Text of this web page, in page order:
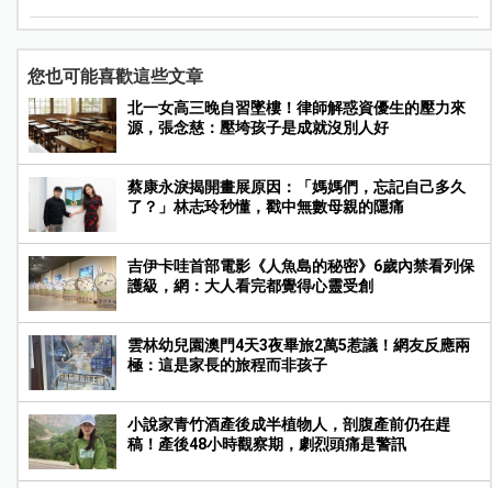
您也可能喜歡這些文章
北一女高三晚自習墜樓！律師解惑資優生的壓力來
源，張念慈：壓垮孩子是成就沒別人好
蔡康永淚揭開畫展原因：「媽媽們，忘記自己多久
了？」林志玲秒懂，戳中無數母親的隱痛
吉伊卡哇首部電影《人魚島的秘密》6歲內禁看列保
護級，網：大人看完都覺得心靈受創
雲林幼兒園澳門4天3夜畢旅2萬5惹議！網友反應兩
極：這是家長的旅程而非孩子
小說家青竹酒產後成半植物人，剖腹產前仍在趕
稿！產後48小時觀察期，劇烈頭痛是警訊